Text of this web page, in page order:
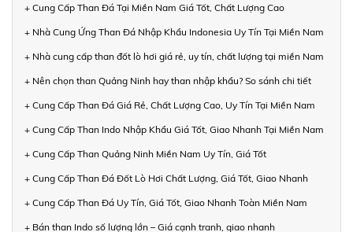
+ Cung Cấp Than Đá Tại Miền Nam Giá Tốt, Chất Lượng Cao
+ Nhà Cung Ứng Than Đá Nhập Khẩu Indonesia Uy Tín Tại Miền Nam
+ Nhà cung cấp than đốt lò hơi giá rẻ, uy tín, chất lượng tại miền Nam
+ Nên chọn than Quảng Ninh hay than nhập khẩu? So sánh chi tiết
+ Cung Cấp Than Đá Giá Rẻ, Chất Lượng Cao, Uy Tín Tại Miền Nam
+ Cung Cấp Than Indo Nhập Khẩu Giá Tốt, Giao Nhanh Tại Miền Nam
+ Cung Cấp Than Quảng Ninh Miền Nam Uy Tín, Giá Tốt
+ Cung Cấp Than Đá Đốt Lò Hơi Chất Lượng, Giá Tốt, Giao Nhanh
+ Cung Cấp Than Đá Uy Tín, Giá Tốt, Giao Nhanh Toàn Miền Nam
+ Bán than Indo số lượng lớn – Giá cạnh tranh, giao nhanh